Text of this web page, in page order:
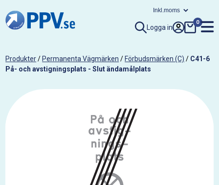
Logga in
0
Produkter/ Permanenta Vägmärken / Förbudsmärken (C) / C41-6
På- och avstigningsplats - Slut ändamålplats